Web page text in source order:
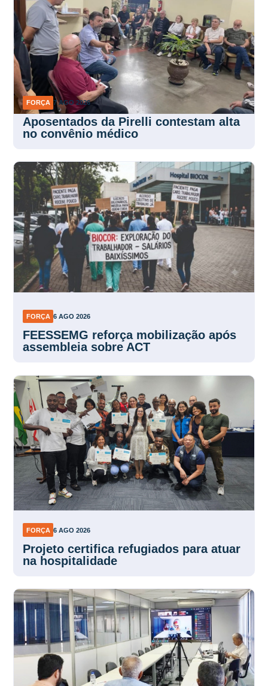
FORÇA 7 AGO 2026
Aposentados da Pirelli contestam alta
no convênio médico
FORÇA 6 AGO 2026
FEESSEMG reforça mobilização após
assembleia sobre ACT
FORÇA 6 AGO 2026
Projeto certifica refugiados para atuar
na hospitalidade